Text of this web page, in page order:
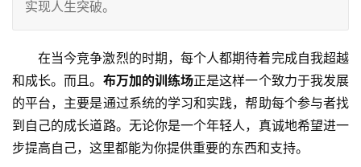
实现人生突破。
在当今竞争激烈的时期，每个人都期待着完成自我超越
和成长。而且。 布万加的训练场正是这样一个致力于我发展
的平台，主要是通过系统的学习和实践，帮助每个参与者找
到自己的成长道路。无论你是一个年轻人，真诚地希望进一
步提高自己，这里都能为你提供重要的东西和支持。